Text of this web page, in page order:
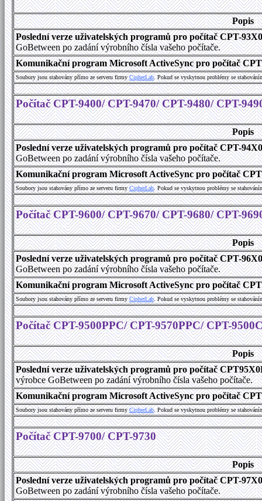
Popis
Poslední verze uživatelských programů pro počítač CPT-93X0
GoBetween po zadání výrobního čísla vašeho počítače.
Komunikační program Microsoft ActiveSync pro počítač
Soubory jsou stahovány přímo ze serveru firmyCipherLab. Pokud se vyskytnou problémy se
Počítač CPT-9400/ CPT-9470/ CPT-9480/ CPT-
Popis
Poslední verze uživatelských programů pro počítač CPT-94X0
GoBetween po zadání výrobního čísla vašeho počítače.
Komunikační program Microsoft ActiveSync pro počítač
Soubory jsou stahovány přímo ze serveru firmyCipherLab. Pokud se vyskytnou problémy se
Počítač CPT-9600/ CPT-9670/ CPT-9680/ CPT-
Popis
Poslední verze uživatelských programů pro počítač CPT-96X0
GoBetween po zadání výrobního čísla vašeho počítače.
Komunikační program Microsoft ActiveSync pro počítač
Soubory jsou stahovány přímo ze serveru firmyCipherLab. Pokud se vyskytnou problémy se
Počítač CPT-9500PPC/ CPT-9570PPC/ CPT-
Popis
Poslední verze uživatelských programů pro počítač
výrobce GoBetween po zadání výrobního čísla vašeho počítače.
Komunikační program Microsoft ActiveSync pro počítač
Soubory jsou stahovány přímo ze serveru firmyCipherLab. Pokud se vyskytnou problémy se
Počítač CPT-9700/ CPT-9730
Popis
Poslední verze uživatelských programů pro počítač CPT-97X0
GoBetween po zadání výrobního čísla vašeho počítače.